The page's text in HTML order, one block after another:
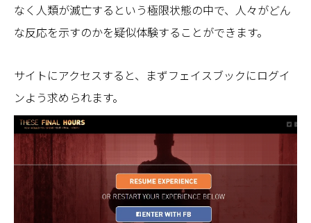
なく人類が滅亡するという極限状態の中で、人々がどん
な反応を示すのかを疑似体験することができます。
サイトにアクセスすると、まずフェイスブックにログイ
ンよう求められます。